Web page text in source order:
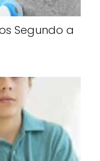
Segundo a